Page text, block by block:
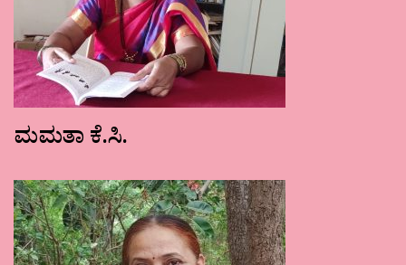
ಮಮತಾ ಕೆ.ಸಿ.